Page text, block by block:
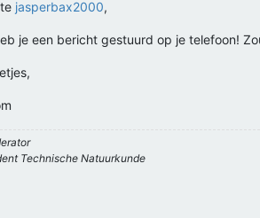
jasperbax2000,
je een bericht gestuurd op je telefoon!
Technische Natuurkunde